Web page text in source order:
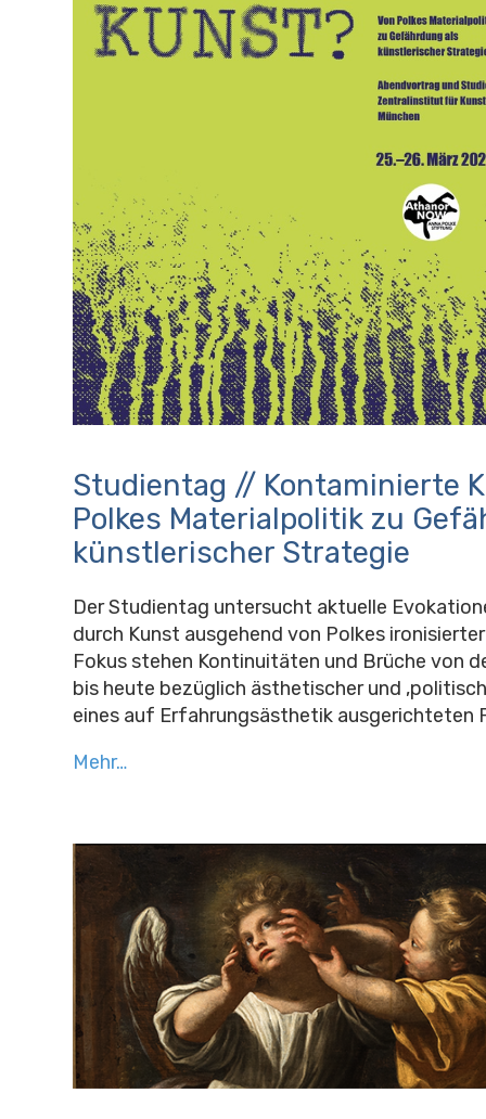
Studientag // Kontaminierte
Polkes Materialpolitik zu
künstlerischer Strategie
Der Studientag untersucht aktuelle
durch Kunst ausgehend von Polkes
Fokus stehen Kontinuitäten und Brüche von
bis heute bezüglich ästhetischer und
eines auf Erfahrungsästhetik ausgerichteten
Mehr…